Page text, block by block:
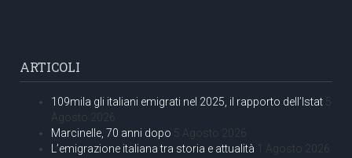
ARTICOLI
109mila gli italiani emigrati nel 2025, il rapporto dell’Istat 5
Agosto 2026
Marcinelle, 70 anni dopo 5 Agosto 2026
L’emigrazione italiana tra storia e attualità 1 Agosto 2026